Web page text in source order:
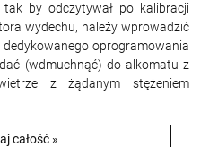
by odczytywał po kalibracji
wydechu, należy wprowadzić
oprogramowania
(wdmuchnąć) do alkomatu z
z żądanym stężeniem
całość »